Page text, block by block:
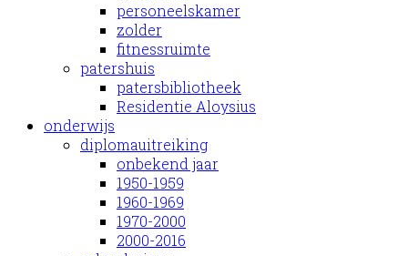
personeelskamer
zolder
fitnessruimte
patershuis
patersbibliotheek
Residentie Aloysius
onderwijs
diplomauitreiking
onbekend jaar
1950-1959
1960-1969
1970-2000
2000-2016